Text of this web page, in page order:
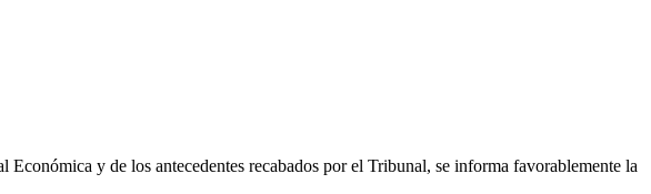
y de los antecedentes recabados por el Tribunal, se informa favorablemente la